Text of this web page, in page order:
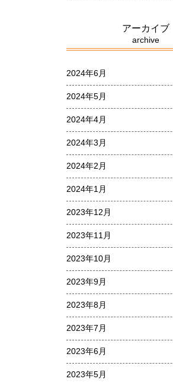
アーカイブ
archive
2024年6月
2024年5月
2024年4月
2024年3月
2024年2月
2024年1月
2023年12月
2023年11月
2023年10月
2023年9月
2023年8月
2023年7月
2023年6月
2023年5月